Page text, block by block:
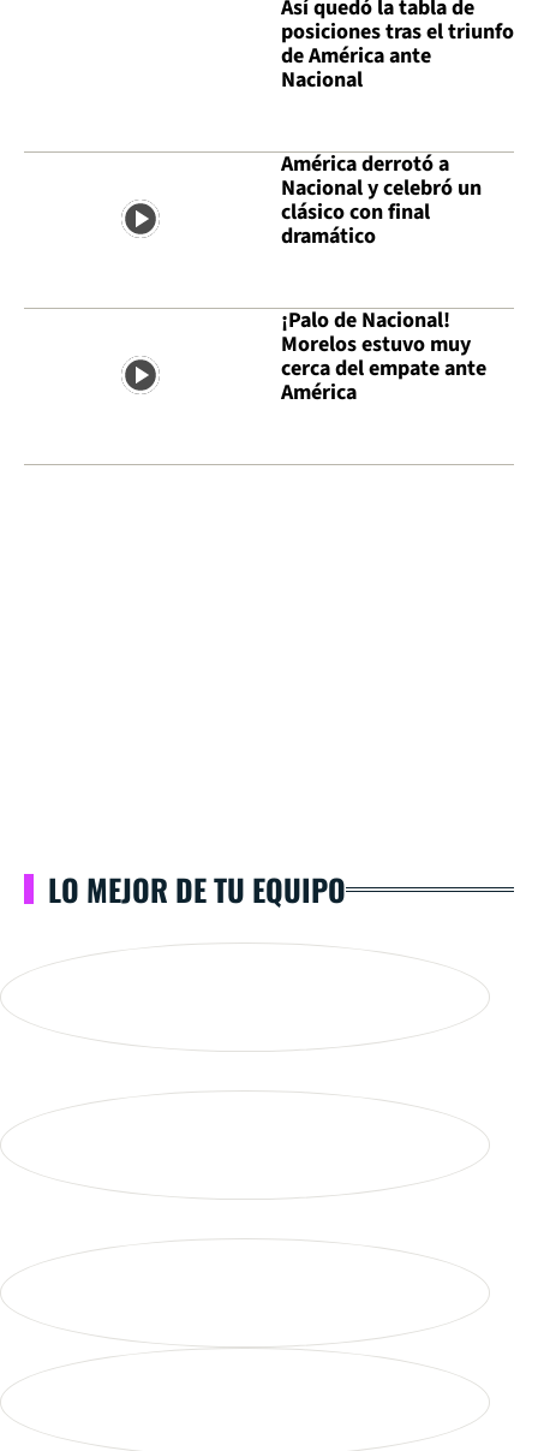
Así quedó la tabla de
posiciones tras el triunfo
de América ante
Nacional
América derrotó a
Nacional y celebró un
clásico con final
dramático
¡Palo de Nacional!
Morelos estuvo muy
cerca del empate ante
América
LO MEJOR DE TU EQUIPO